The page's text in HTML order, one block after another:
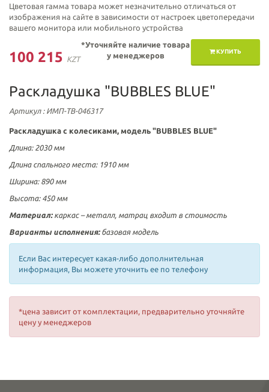
Цветовая гамма товара может незначительно отличаться от
изображения на сайте в зависимости от настроек цветопередачи
вашего монитора или мобильного устройства
100 215 KZT
КУПИТЬ
*Уточняйте наличие товара
у менеджеров
Раскладушка "BUBBLES BLUE"
Артикул: ИМП-ТВ-046317
Раскладушка с колесиками, модель "BUBBLES BLUE"
Длина: 2030 мм
Длина спального места: 1910 мм
Ширина: 890 мм
Высота: 450 мм
Материал: каркас – металл, матрац входит в стоимость
Варианты исполнения: базовая модель
Если Вас интересует какая-либо дополнительная
информация, Вы можете уточнить ее по телефону
*цена зависит от комплектации, предварительно уточняйте
цену у менеджеров